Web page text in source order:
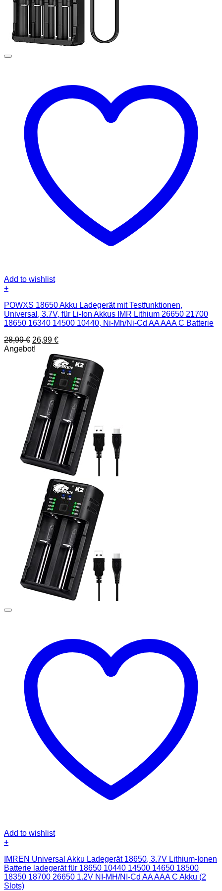
Add to wishlist
+
POWXS 18650 Akku Ladegerät mit Testfunktionen,
Universal, 3.7V, für Li-Ion Akkus IMR Lithium 26650 21700
18650 16340 14500 10440, Ni-Mh/Ni-Cd AA AAA C Batterie
28,99€ Ursprünglicher
Preis
28,99 €
26,99 €Aktueller
ist:
26,99 €.
Angebot!
Add to wishlist
+
IMREN Universal Akku Ladegerät 18650, 3.7V Lithium-Ionen
Batterie ladegerät für 18650 10440 14500 14650 18500
18350 18700 26650 1.2V NI-MH/NI-Cd AA AAA C Akku (2
Slots)